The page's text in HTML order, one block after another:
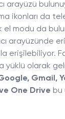
arayüzü
ikonları da
el modu da
arayüzünde
erişilebiliyor.
yüklü olarak
Gmail,
One Drive bu